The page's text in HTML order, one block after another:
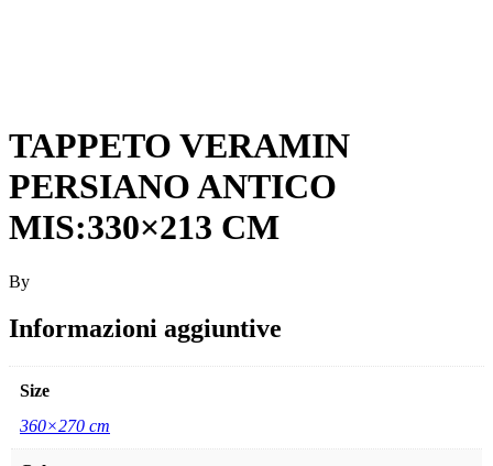
TAPPETO VERAMIN
PERSIANO ANTICO
MIS:330×213 CM
By
Informazioni aggiuntive
Size
360×270 cm